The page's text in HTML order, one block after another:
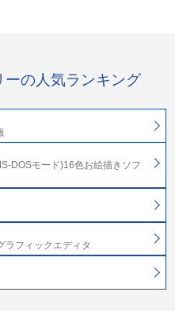
ーの人気ランキング
DOSモード)16色お絵描きソフ
ラフィックエディタ